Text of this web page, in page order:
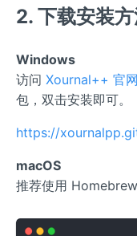
2. 下载安装
Windows
访问 Xournal++ 官网
包，双击安装即可。
https://
macOS
推荐使用